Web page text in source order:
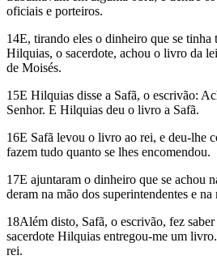
oficiais e porteiros.
14E, tirando eles o dinheiro que se tinha
Hilquias, o sacerdote, achou o livro da
de Moisés.
15E Hilquias disse a Safã, o escrivão:
Senhor. E Hilquias deu o livro a Safã.
16E Safã levou o livro ao rei, e deu-lhe
fazem tudo quanto se lhes encomendou.
17E ajuntaram o dinheiro que se achou
deram na mão dos superintendentes e
18Além disto, Safã, o escrivão, fez
sacerdote Hilquias entregou-me um
rei.